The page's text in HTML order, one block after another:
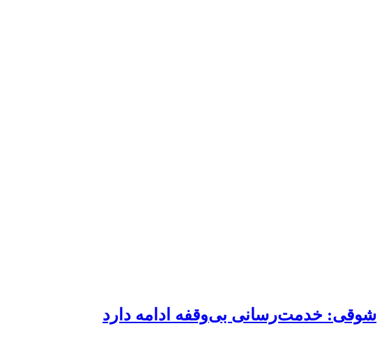
شوقی: خدمت‌رسانی بی‌وقفه ادامه دارد